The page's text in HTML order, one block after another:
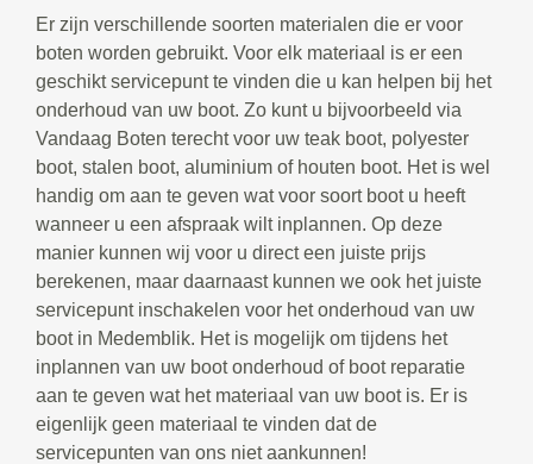
Er zijn verschillende soorten materialen die er voor
boten worden gebruikt. Voor elk materiaal is er een
geschikt servicepunt te vinden die u kan helpen bij het
onderhoud van uw boot. Zo kunt u bijvoorbeeld via
Vandaag Boten terecht voor uw teak boot, polyester
boot, stalen boot, aluminium of houten boot. Het is wel
handig om aan te geven wat voor soort boot u heeft
wanneer u een afspraak wilt inplannen. Op deze
manier kunnen wij voor u direct een juiste prijs
berekenen, maar daarnaast kunnen we ook het juiste
servicepunt inschakelen voor het onderhoud van uw
boot in Medemblik. Het is mogelijk om tijdens het
inplannen van uw boot onderhoud of boot reparatie
aan te geven wat het materiaal van uw boot is. Er is
eigenlijk geen materiaal te vinden dat de
servicepunten van ons niet aankunnen!